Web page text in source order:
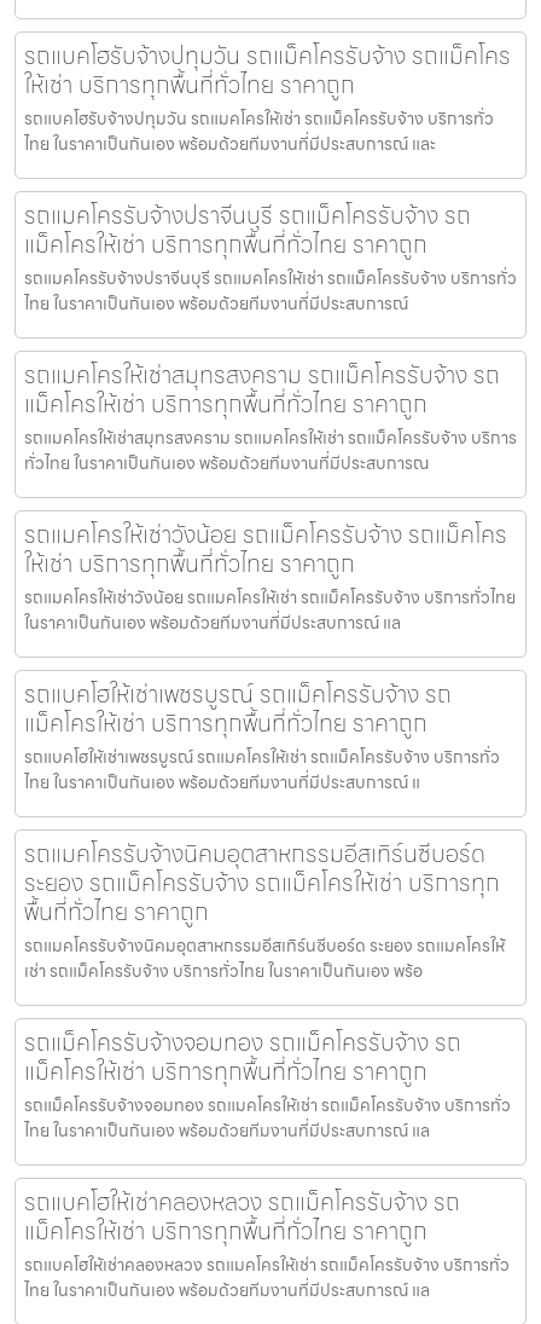
รถแบคโฮรับจ้างปทุมวัน รถแม็คโครรับจ้าง รถแม็คโคร
ให้เช่า บริการทุกพื้นที่ทั่วไทย ราคาถูก
รถแบคโฮรับจ้างปทุมวัน รถแมคโครให้เช่า รถแม็คโครรับจ้าง บริการทั่ว
ไทย ในราคาเป็นกันเอง พร้อมด้วยทีมงานที่มีประสบการณ์ และ
รถแมคโครรับจ้างปราจีนบุรี รถแม็คโครรับจ้าง รถ
แม็คโครให้เช่า บริการทุกพื้นที่ทั่วไทย ราคาถูก
รถแมคโครรับจ้างปราจีนบุรี รถแมคโครให้เช่า รถแม็คโครรับจ้าง บริการทั่ว
ไทย ในราคาเป็นกันเอง พร้อมด้วยทีมงานที่มีประสบการณ์
รถแมคโครให้เช่าสมุทรสงคราม รถแม็คโครรับจ้าง รถ
แม็คโครให้เช่า บริการทุกพื้นที่ทั่วไทย ราคาถูก
รถแมคโครให้เช่าสมุทรสงคราม รถแมคโครให้เช่า รถแม็คโครรับจ้าง บริการ
ทั่วไทย ในราคาเป็นกันเอง พร้อมด้วยทีมงานที่มีประสบการณ
รถแมคโครให้เช่าวังน้อย รถแม็คโครรับจ้าง รถแม็คโคร
ให้เช่า บริการทุกพื้นที่ทั่วไทย ราคาถูก
รถแมคโครให้เช่าวังน้อย รถแมคโครให้เช่า รถแม็คโครรับจ้าง บริการทั่วไทย
ในราคาเป็นกันเอง พร้อมด้วยทีมงานที่มีประสบการณ์ แล
รถแบคโฮให้เช่าเพชรบูรณ์ รถแม็คโครรับจ้าง รถ
แม็คโครให้เช่า บริการทุกพื้นที่ทั่วไทย ราคาถูก
รถแบคโฮให้เช่าเพชรบูรณ์ รถแมคโครให้เช่า รถแม็คโครรับจ้าง บริการทั่ว
ไทย ในราคาเป็นกันเอง พร้อมด้วยทีมงานที่มีประสบการณ์ แ
รถแมคโครรับจ้างนิคมอุตสาหกรรมอีสเทิร์นซีบอร์ด
ระยอง รถแม็คโครรับจ้าง รถแม็คโครให้เช่า บริการทุก
พื้นที่ทั่วไทย ราคาถูก
รถแมคโครรับจ้างนิคมอุตสาหกรรมอีสเทิร์นซีบอร์ด ระยอง รถแมคโครให้
เช่า รถแม็คโครรับจ้าง บริการทั่วไทย ในราคาเป็นกันเอง พร้อ
รถแม็คโครรับจ้างจอมทอง รถแม็คโครรับจ้าง รถ
แม็คโครให้เช่า บริการทุกพื้นที่ทั่วไทย ราคาถูก
รถแม็คโครรับจ้างจอมทอง รถแมคโครให้เช่า รถแม็คโครรับจ้าง บริการทั่ว
ไทย ในราคาเป็นกันเอง พร้อมด้วยทีมงานที่มีประสบการณ์ แล
รถแบคโฮให้เช่าคลองหลวง รถแม็คโครรับจ้าง รถ
แม็คโครให้เช่า บริการทุกพื้นที่ทั่วไทย ราคาถูก
รถแบคโฮให้เช่าคลองหลวง รถแมคโครให้เช่า รถแม็คโครรับจ้าง บริการทั่ว
ไทย ในราคาเป็นกันเอง พร้อมด้วยทีมงานที่มีประสบการณ์ แล